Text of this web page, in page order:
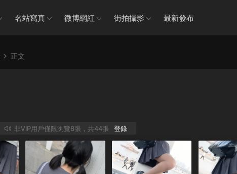
名站寫真 微博網紅 街拍攝影 最新發布
正文
非VIP用戶僅限浏覽8張，共44張 登錄